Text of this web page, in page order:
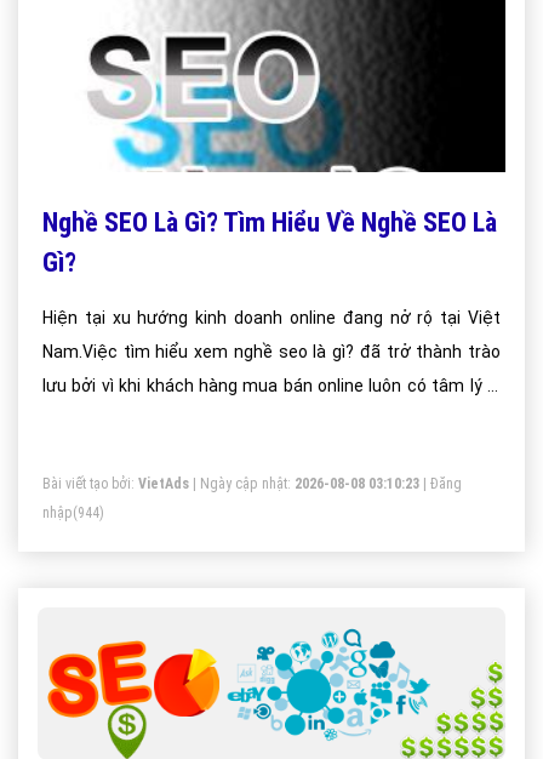
Nghề SEO Là Gì? Tìm Hiểu Về Nghề SEO Là
Gì?
Hiện tại xu hướng kinh doanh online đang nở rộ tại Việt
Nam.Việc tìm hiểu xem nghề seo là gì? đã trở thành trào
lưu bởi vì khi khách hàng mua bán online luôn có tâm lý là
Bài viết tạo bởi: VietAds | Ngày cập nhật: 2026-08-08 03:10:23
Đăng
nhập(944)